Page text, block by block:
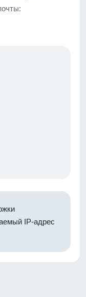
IP-адрес